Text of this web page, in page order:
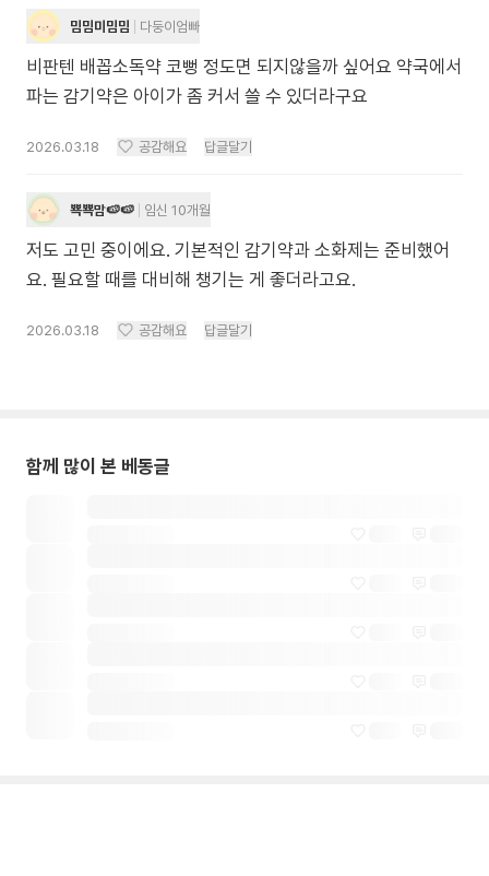
밈밈미밈밈 다둥이엄빠
비판텐 배꼽소독약 코뻥 정도면 되지않을까 싶어요 약국에서
파는 감기약은 아이가 좀 커서 쓸 수 있더라구요
2026.03.18 공감해요 답글달기
뾱뾱맘🍉🍉 임신 10개월
저도 고민 중이에요. 기본적인 감기약과 소화제는 준비했어
요. 필요할 때를 대비해 챙기는 게 좋더라고요.
2026.03.18 공감해요 답글달기
함께 많이 본 베동글